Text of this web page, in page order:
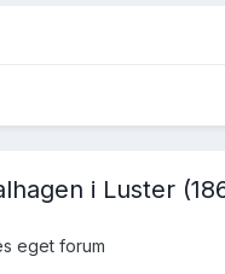
i Luster
eget forum